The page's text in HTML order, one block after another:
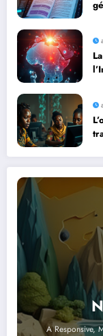
A Responsive,